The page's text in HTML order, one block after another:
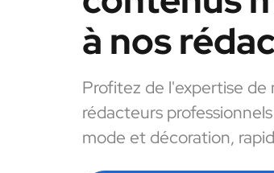
à nos
Profitez de l'expertise
rédacteurs
mode et décoration,